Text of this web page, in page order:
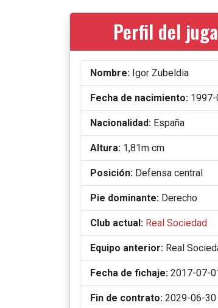
Perfil del
Nombre: Igor Zubeldia
Fecha de nacimiento:
Nacionalidad: España
Altura: 1,81m cm
Posición: Defensa central
Pie dominante: Derecho
Club actual: Real Sociedad
Equipo anterior: Real
Fecha de fichaje: 2017-07-
Fin de contrato: 2029-06-30